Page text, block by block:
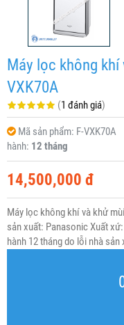
Máy lọc không
VXK70A
(1 đánh giá)
Mã sản phẩm: F-VXK70A
hành: 12 tháng
14,500,000 đ
Máy lọc không khí và khử
sản xuất: Panasonic Xuất
hành 12 tháng do lỗi nhà sản